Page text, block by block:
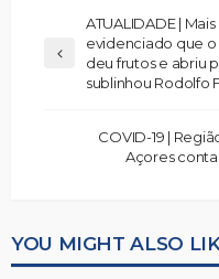
ATUALIDADE |
evidenciado que o
deu frutos e abriu
sublinhou Rodolfo
COVID-19 |
Açores
YOU MIGHT ALSO